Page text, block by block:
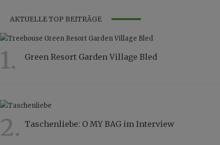
AKTUELLE TOP BEITRÄGE
1. Green Resort Garden Village Bled
2. Taschenliebe: O MY BAG im Interview